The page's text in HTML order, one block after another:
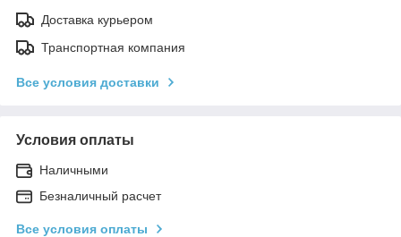
Доставка курьером
Транспортная компания
Все условия доставки
Условия оплаты
Наличными
Безналичный расчет
Все условия оплаты